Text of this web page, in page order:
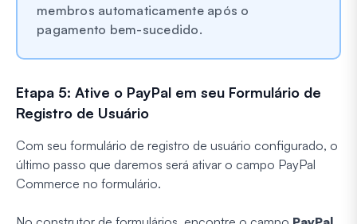
membros automaticamente após o
pagamento bem-sucedido.
Etapa 5: Ative o PayPal em seu Formulário de
Registro de Usuário
Com seu formulário de registro de usuário configurado, o
último passo que daremos será ativar o campo PayPal
Commerce no formulário.